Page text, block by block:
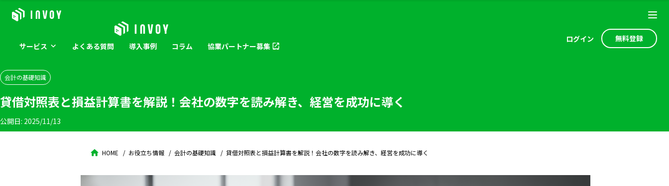
サービス よくある質問 導入事例 コラム 協業パートナー募集
ログイン 無料登録
会計の基礎知識
貸借対照表と損益計算書を解説！会社の数字を読み解き、経営を成功に導く
公開日: 2025/11/13
HOME お役立ち情報 会計の基礎知識 貸借対照表と損益計算書を解説！会社の数字を読み解き、経営を成功に導く